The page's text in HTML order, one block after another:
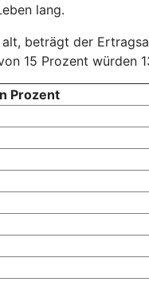
lang.
beträgt der
15 Prozent würden
Prozent